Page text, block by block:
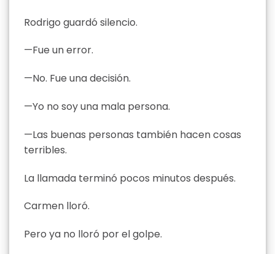
Rodrigo guardó silencio.
—Fue un error.
—No. Fue una decisión.
—Yo no soy una mala persona.
—Las buenas personas también hacen cosas
terribles.
La llamada terminó pocos minutos después.
Carmen lloró.
Pero ya no lloró por el golpe.